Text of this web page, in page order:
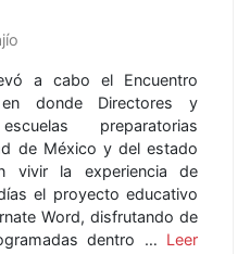
a cabo el Encuentro
donde Directores y
preparatorias
de México y del estado
vivir la experiencia de
el proyecto educativo
Word, disfrutando de
dentro … Leer